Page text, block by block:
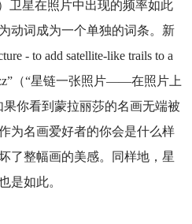
卫星在照片中出现的频率如此
动词成为一个单独的词条。新
- to add satellite-like trails to a
（“星链一张照片——在照片上
你看到蒙拉丽莎的名画无端被
为名画爱好者的你会是什么样
了整幅画的美感。同样地，星
是如此。